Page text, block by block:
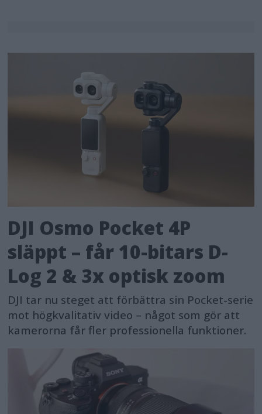
DJI Osmo Pocket 4P
släppt – får 10-bitars D-
Log 2 & 3x optisk zoom
DJI tar nu steget att förbättra sin Pocket-serie
mot högkvalitativ video – något som gör att
kamerorna får fler professionella funktioner.